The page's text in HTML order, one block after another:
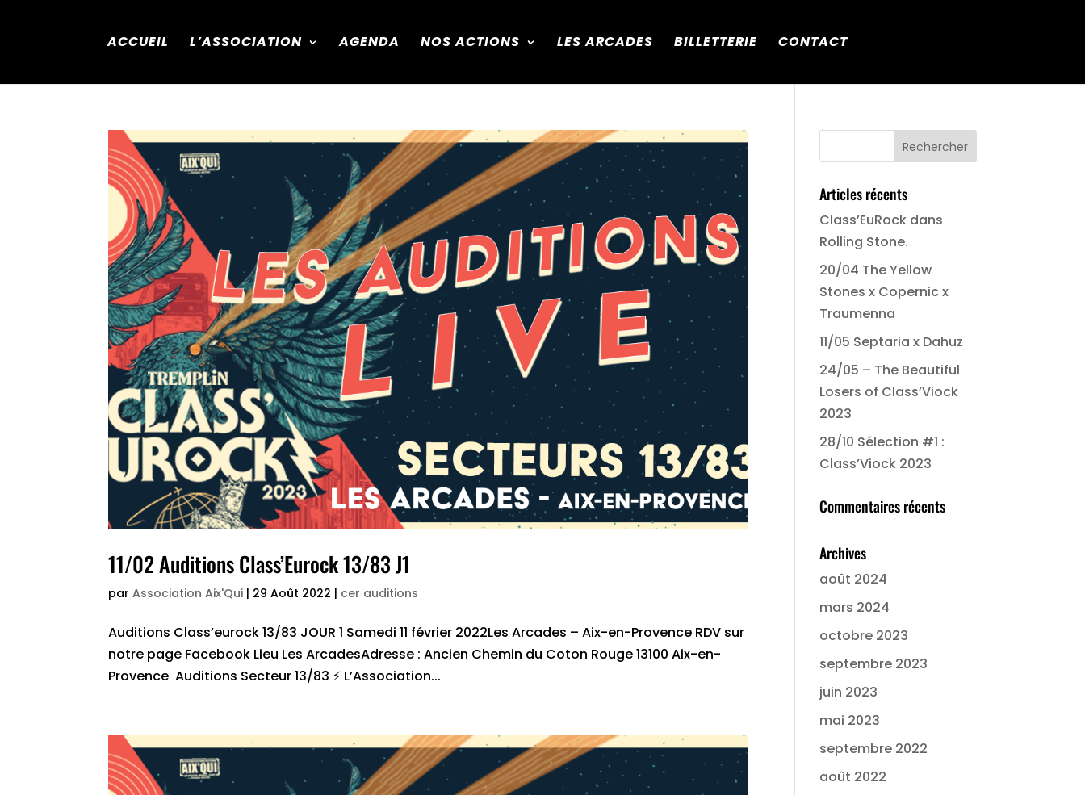
ACCUEIL L’ASSOCIATION AGENDA NOS ACTIONS LES ARCADES BILLETTERIE CONTACT
11/02 Auditions Class’Eurock 13/83 J1
parAssociation Aix'Qui | 29 Août 2022 | cer auditions
Auditions Class’eurock 13/83 JOUR 1 Samedi 11 février 2022Les Arcades – Aix-en-Provence RDV sur
notre page Facebook Lieu Les ArcadesAdresse : Ancien Chemin du Coton Rouge 13100 Aix-en-
Provence Auditions Secteur 13/83 ⚡ L’Association...
Articles récents
Class’EuRock dans
Rolling Stone.
20/04 The Yellow
Stones x Copernic x
Traumenna
11/05 Septaria x Dahuz
24/05 – The Beautiful
Losers of Class’Viock
2023
28/10 Sélection #1 :
Class’Viock 2023
Commentaires récents
Archives
août 2024
mars 2024
octobre 2023
septembre 2023
juin 2023
mai 2023
septembre 2022
août 2022